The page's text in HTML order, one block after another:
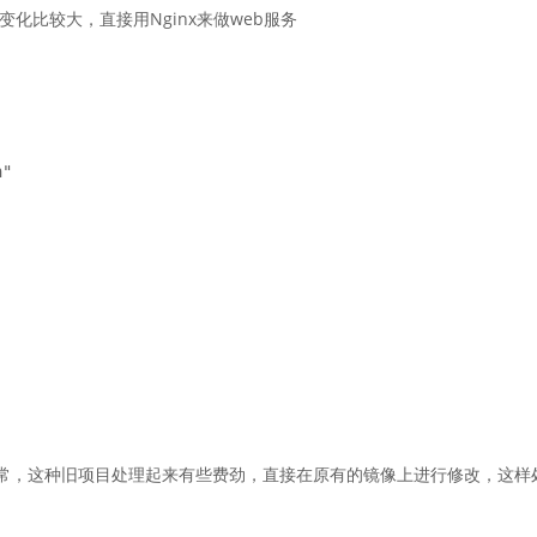
化比较大，直接用Nginx来做web服务
这种旧项目处理起来有些费劲，直接在原有的镜像上进行修改，这样